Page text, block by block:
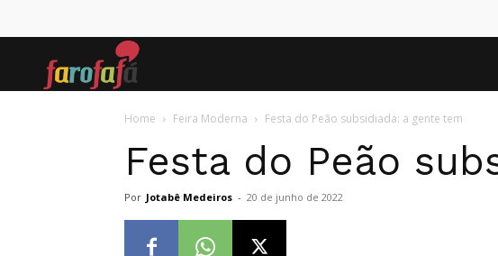
Home Feira Moderna Festa do Peão subsidiada: a gente tem
Festa do Peão
Por Jotabê Medeiros - 20 de junho de 2022